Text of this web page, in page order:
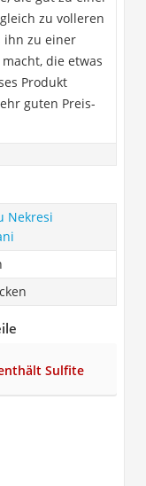
zu volleren
ihn zu einer
die etwas
Produkt
guten Preis-
Nekresi
Sulfite